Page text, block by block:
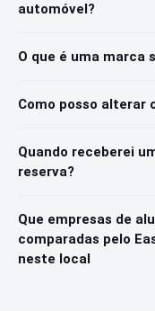
automóvel?
O que é uma marca
Como posso alterar
Quando receberei
reserva?
Que empresas de
comparadas pelo
neste local